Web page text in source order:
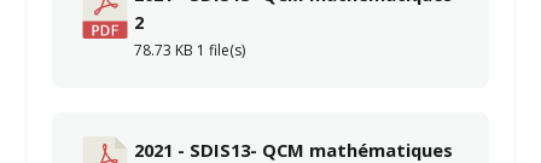
2
78.73 KB 1 file(s)
2021 - SDIS13- QCM mathématiques